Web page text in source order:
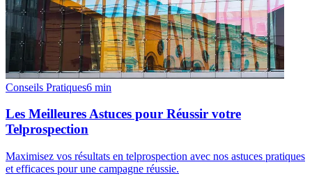
Conseils Pratiques6 min
Les Meilleures Astuces pour Réussir votre
Telprospection
Maximisez vos résultats en telprospection avec nos astuces pratiques
et efficaces pour une campagne réussie.